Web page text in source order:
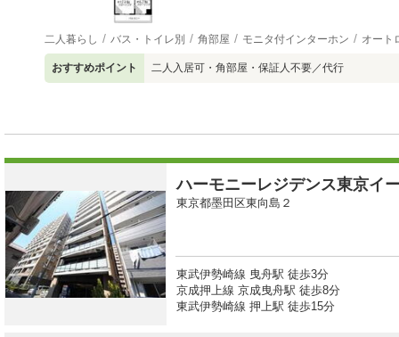
二人暮らし バス・トイレ別 角部屋 モニタ付インターホン オート
おすすめポイント 二人入居可・角部屋・保証人不要／代行
ハーモニーレジデンス東京イ
東京都墨田区東向島２
東武伊勢崎線 曳舟駅 徒歩3分
京成押上線 京成曳舟駅 徒歩8分
東武伊勢崎線 押上駅 徒歩15分